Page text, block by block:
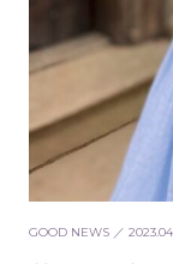
GOOD NEWS ／